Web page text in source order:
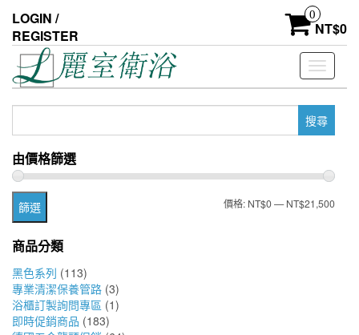
the
content
LOGIN /
REGISTER
0
NT$0
Toggle
鍵
字:
由價格篩選
最最
篩選 價格: NT$0—NT$21,500
商品分類
黑色系列 (113)
專業清潔保養管路 (3)
浴櫃訂製詢問專區 (1)
即時促銷商品 (183)